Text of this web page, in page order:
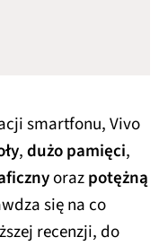
smartfonu, Vivo
,dużo pamięci,
orazpotężną
się na co
recenzji, do